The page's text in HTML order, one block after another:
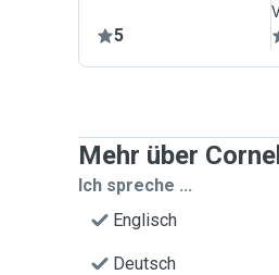
5
Mehr über
Ich spreche ...
Englisch
Deutsch